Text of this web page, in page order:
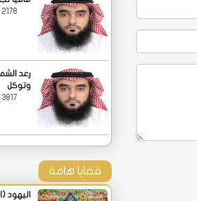
رعد
وتوكل
قضايا هامة
اليهود